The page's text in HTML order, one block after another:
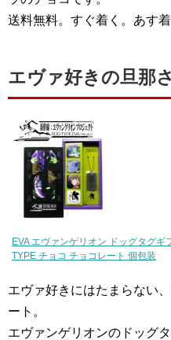
送料無料。すぐ着く。あす
エヴァ好きの旦那
EVA エヴァンゲリオン ドッグタグ
TYPE チョコ チョコレート 個包装
エヴァ好きにはたまらない
ート。
エヴァンゲリオンのドッグ